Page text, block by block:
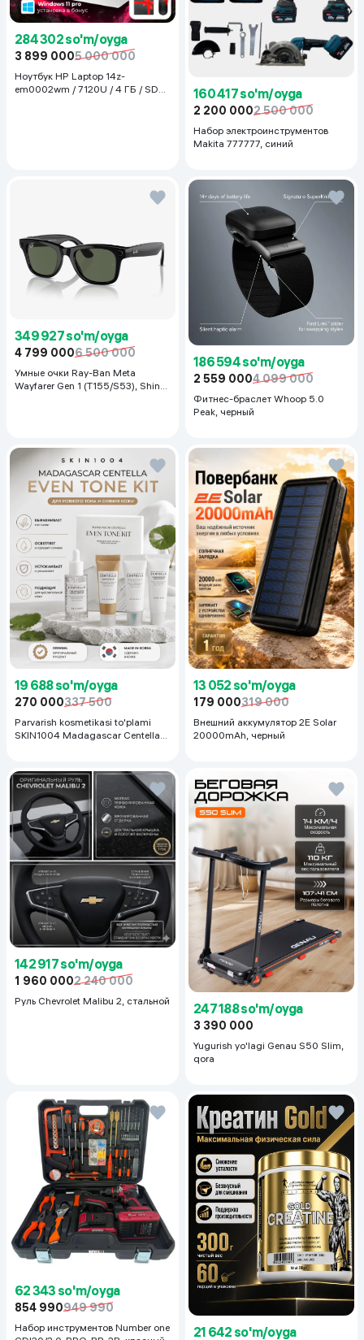
284 302 so'm/oyga
3 899 0005 000 000
Ноутбук HP Laptop 14z-
em0002wm / 7120U / 4 ГБ / SDD
160 417 so'm/oyga
2 200 0002 500 000
Набор электроинструментов
Makita 777777, синий
349 927 so'm/oyga
4 799 0006 500 000
Умные очки Ray-Ban Meta
Wayfarer Gen 1 (T155/S53), Shiny
186 594 so'm/oyga
2 559 0004 099 000
Фитнес-браслет Whoop 5.0
Peak, черный
19 688 so'm/oyga
270 000337 500
Parvarish kosmetikasi to'plami
SKIN1004 Madagascar Centella
13 052 so'm/oyga
179 000319 000
Внешний аккумулятор 2E Solar
20000mAh, черный
142 917 so'm/oyga
1 960 0002 240 000
Руль Chevrolet Malibu 2, cтальной
247 188 so'm/oyga
3 390 000
Yugurish yo'lagi Genau S50 Slim,
qora
62 343 so'm/oyga
854 990949 990
Набор инструментов Number one
21 642 so'm/oyga